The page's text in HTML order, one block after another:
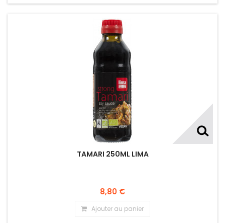
TAMARI 250ML LIMA
8,80 €
Ajouter au panier